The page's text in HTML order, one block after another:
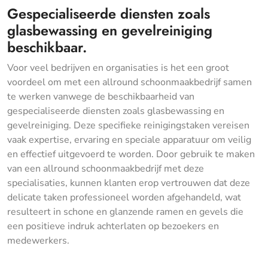
Gespecialiseerde diensten zoals
glasbewassing en gevelreiniging
beschikbaar.
Voor veel bedrijven en organisaties is het een groot
voordeel om met een allround schoonmaakbedrijf samen
te werken vanwege de beschikbaarheid van
gespecialiseerde diensten zoals glasbewassing en
gevelreiniging. Deze specifieke reinigingstaken vereisen
vaak expertise, ervaring en speciale apparatuur om veilig
en effectief uitgevoerd te worden. Door gebruik te maken
van een allround schoonmaakbedrijf met deze
specialisaties, kunnen klanten erop vertrouwen dat deze
delicate taken professioneel worden afgehandeld, wat
resulteert in schone en glanzende ramen en gevels die
een positieve indruk achterlaten op bezoekers en
medewerkers.